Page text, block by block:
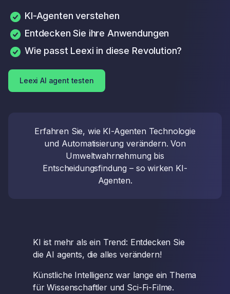
KI-Agenten verstehen
Entdecken Sie ihre Anwendungen
Wie passt Leexi in diese Revolution?
Leexi AI agent testen
Erfahren Sie, wie KI-Agenten Technologie
und Automatisierung verändern. Von
Umweltwahrnehmung bis
Entscheidungsfindung – so wirken KI-
Agenten.
KI ist mehr als ein Trend: Entdecken Sie
die AI agents, die alles verändern!
Künstliche Intelligenz war lange ein Thema
für Wissenschaftler und Sci-Fi-Filme.